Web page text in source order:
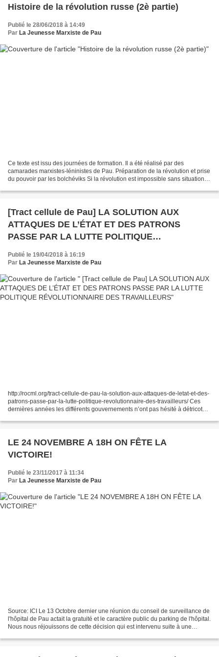
Histoire de la révolution russe (2è partie)
Publié le 28/06/2018 à 14:49
Par La Jeunesse Marxiste de Pau
Ce texte est issu des journées de formation. Il a été réalisé par des
camarades marxistes-léninistes de Pau. Préparation de la révolution et prise
du pouvoir par les bolchéviks Si la révolution est impossible sans situation
[Tract cellule de Pau] LA SOLUTION AUX
ATTAQUES DE L’ÉTAT ET DES PATRONS
PASSE PAR LA LUTTE POLITIQUE
RÉVOLUTIONNAIRE DES TRAVAILLEURS
Publié le 19/04/2018 à 16:19
Par La Jeunesse Marxiste de Pau
http://rocml.org/tract-cellule-de-pau-la-solution-aux-attaques-de-letat-et-des-
patrons-passe-par-la-lutte-politique-revolutionnaire-des-travailleurs/ Ces
dernières années les différents gouvernements n’ont pas hésité à détricoter
LE 24 NOVEMBRE A 18H ON FÊTE LA
VICTOIRE!
Publié le 23/11/2017 à 11:34
Par La Jeunesse Marxiste de Pau
Source: ICI Le 13 Octobre dernier une réunion du conseil de surveillance de
l'hôpital de Pau actait la gratuité et le caractère public du parking de l'hôpital.
Nous nous réjouissons de cette décision qui est intervenu suite à une